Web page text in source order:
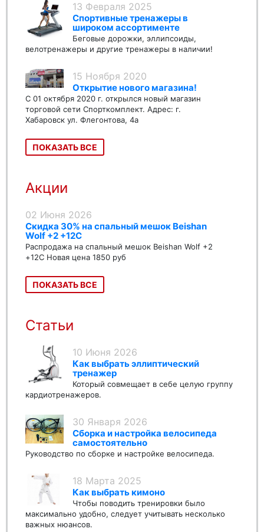
13 Февраля 2025
Спортивные тренажеры в
широком ассортименте
Беговые дорожки, эллипсоиды,
велотренажеры и другие тренажеры в наличии!
15 Ноября 2020
Открытие нового магазина!
С 01 октября 2020 г. открылся новый магазин
торговой сети Спорткомплект. Адрес: г.
Хабаровск ул. Флегонтова, 4а
ПОКАЗАТЬ ВСЕ
Акции
02 Июня 2026
Скидка 30% на спальный мешок Beishan
Wolf +2 +12C
Распродажа на спальный мешок Beishan Wolf +2
+12C Новая цена 1850 руб
ПОКАЗАТЬ ВСЕ
Статьи
10 Июня 2026
Как выбрать эллиптический
тренажер
Который совмещает в себе целую группу
кардиотренажеров.
30 Января 2026
Сборка и настройка велосипеда
самостоятельно
Руководство по сборке и настройке велосипеда.
18 Марта 2025
Как выбрать кимоно
Чтобы поводить тренировки было
максимально удобно, следует учитывать несколько
важных нюансов.